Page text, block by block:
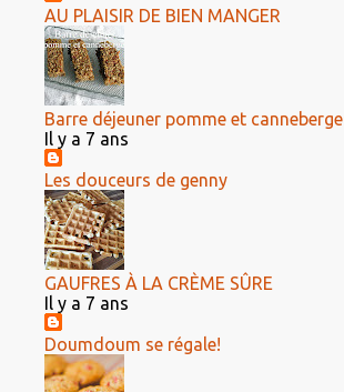
AU PLAISIR DE BIEN MANGER
Barre déjeuner pomme et canneberge
Il y a 7 ans
Les douceurs de genny
GAUFRES À LA CRÈME SÛRE
Il y a 7 ans
Doumdoum se régale!